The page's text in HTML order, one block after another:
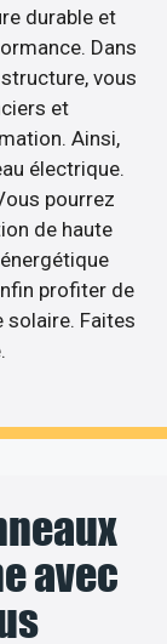
durable et
Dans
vous
et
Ainsi,
électrique.
pourrez
de haute
profiter de
solaire. Faites
avec